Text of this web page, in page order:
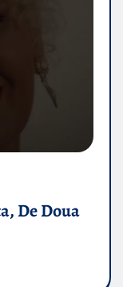
De Doua